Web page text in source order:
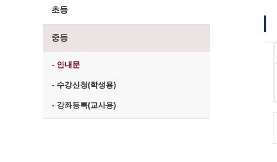
초등
중등
- 안내문
- 수강신청(학생용)
- 강좌등록(교사용)